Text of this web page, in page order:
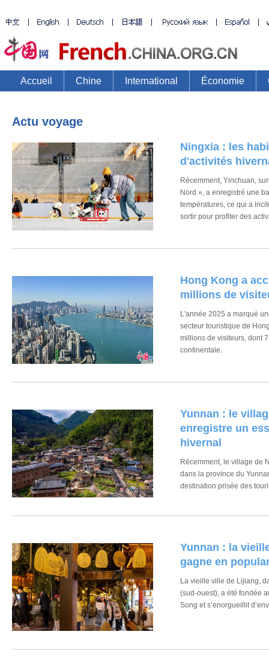
Accueil Chine International Économie
Actu voyage
Ningxia : les
d'activités
Récemment, Yinchuan,
Nord », a enregistré une
températures, ce qui a
sortir pour profiter des
Hong Kong a
millions de
L'année 2025 a marqué
secteur touristique de
millions de visiteurs, dont
continentale.
Yunnan : le
enregistre un
hivernal
Récemment, le village de
dans la province du
destination prisée des
Yunnan : la
gagne en
La vieille ville de Lijiang,
(sud-ouest), a été fondée
Song et s’enorgueillit